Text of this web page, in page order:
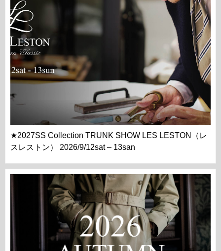
★2027SS Collection TRUNK SHOW LES LESTON（レ
スレストン） 2026/9/12sat – 13san